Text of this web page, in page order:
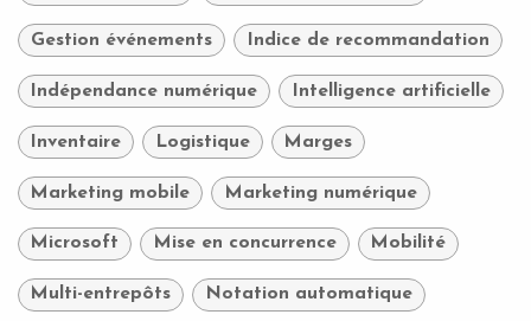
Gestion événements Indice de recommandation
Indépendance numérique Intelligence artificielle
Inventaire Logistique Marges
Marketing mobile Marketing numérique
Microsoft Mise en concurrence Mobilité
Multi-entrepôts Notation automatique